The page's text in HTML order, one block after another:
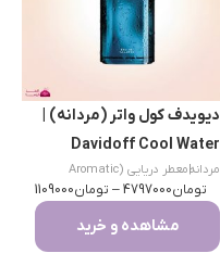
دیویدف کول واتر (مردانه) |
Davidoff Cool Water
مردانه
|
معطر دریایی (Aromatic
Aquatic)تومان4797000
– تومان1109000
مشاهده و خرید